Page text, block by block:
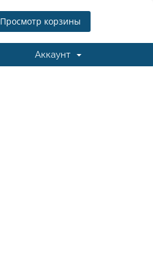
Просмотр корзины
Аккаунт